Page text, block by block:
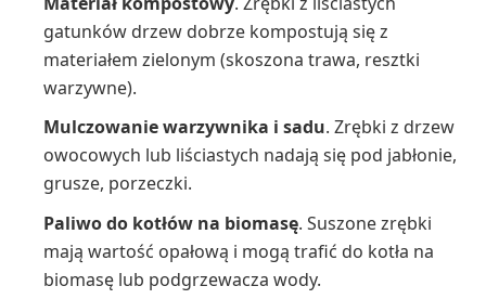
gatunków drzew dobrze kompostują się z
materiałem zielonym (skoszona trawa, resztki
warzywne).
Mulczowanie warzywnika i sadu. Zrębki z drzew
owocowych lub liściastych nadają się pod jabłonie,
grusze, porzeczki.
Paliwo do kotłów na biomasę. Suszone zrębki
mają wartość opałową i mogą trafić do kotła na
biomasę lub podgrzewacza wody.